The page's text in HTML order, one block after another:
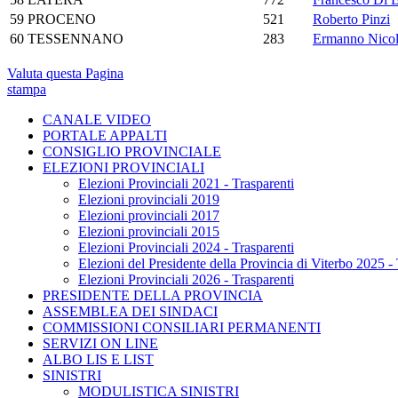
59 PROCENO 521
Roberto Pinzi
60 TESSENNANO 283 Ermanno
Valuta questa Pagina
stampa
CANALE VIDEO
PORTALE APPALTI
CONSIGLIO PROVINCIALE
ELEZIONI PROVINCIALI
Elezioni Provinciali 2021 - Trasparenti
Elezioni provinciali 2019
Elezioni provinciali 2017
Elezioni provinciali 2015
Elezioni Provinciali 2024 - Trasparenti
Elezioni del Presidente della Provincia di Viterbo 2025 -
Elezioni Provinciali 2026 - Trasparenti
PRESIDENTE DELLA PROVINCIA
ASSEMBLEA DEI SINDACI
COMMISSIONI CONSILIARI PERMANENTI
SERVIZI ON LINE
ALBO LIS E LIST
SINISTRI
MODULISTICA SINISTRI